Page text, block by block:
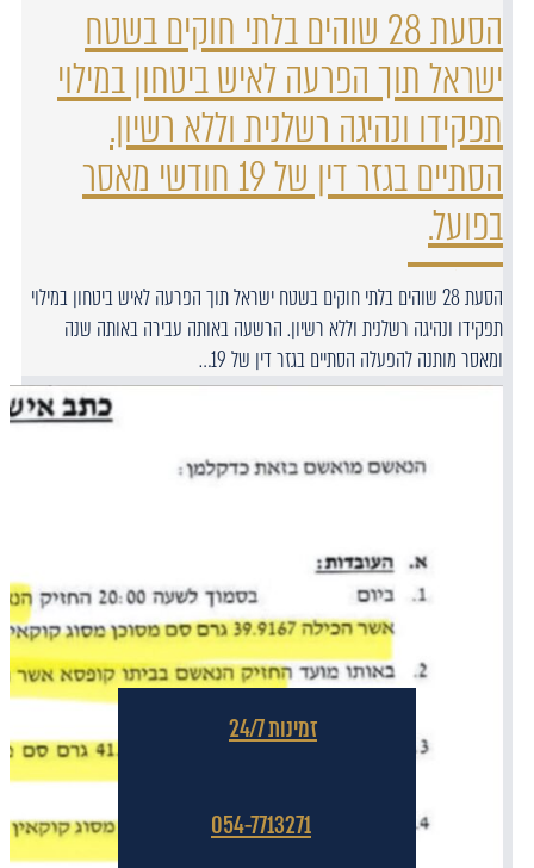
הסעת 28 שוהים בלתי חוקים בשטח
ישראל תוך הפרעה לאיש ביטחון במילוי
תפקידו ונהיגה רשלנית וללא רשיון.
הסתיים בגזר דין של 19 חודשי מאסר
בפועל.
הסעת 28 שוהים בלתי חוקים בשטח ישראל תוך הפרעה לאיש ביטחון במילוי
תפקידו ונהיגה רשלנית וללא רשיון. הרשעה באותה עבירה באותה שנה
ומאסר מותנה להפעלה הסתיים בגזר דין של 19…
זמינות 24/7
054-7713271